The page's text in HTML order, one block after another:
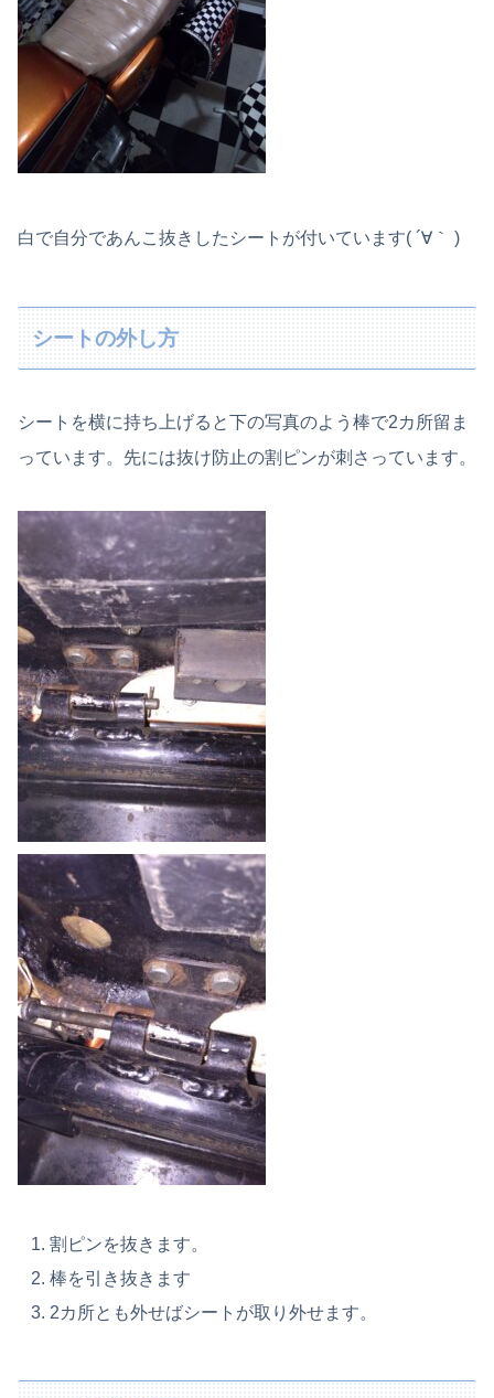
白で自分であんこ抜きしたシートが付いています( ´∀｀ )
シートの外し方
シートを横に持ち上げると下の写真のよう棒で2カ所留ま
っています。先には抜け防止の割ピンが刺さっています。
割ピンを抜きます。
棒を引き抜きます
2カ所とも外せばシートが取り外せます。